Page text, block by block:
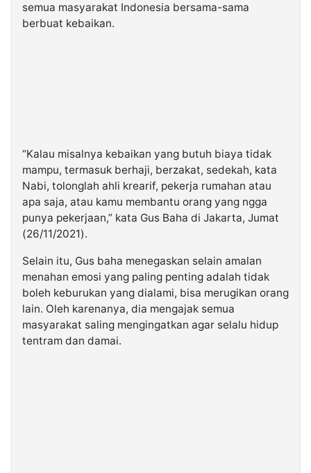
semua masyarakat Indonesia bersama-sama
berbuat kebaikan.
“Kalau misalnya kebaikan yang butuh biaya tidak
mampu, termasuk berhaji, berzakat, sedekah, kata
Nabi, tolonglah ahli krearif, pekerja rumahan atau
apa saja, atau kamu membantu orang yang ngga
punya pekerjaan,” kata Gus Baha di Jakarta, Jumat
(26/11/2021).
Selain itu, Gus baha menegaskan selain amalan
menahan emosi yang paling penting adalah tidak
boleh keburukan yang dialami, bisa merugikan orang
lain. Oleh karenanya, dia mengajak semua
masyarakat saling mengingatkan agar selalu hidup
tentram dan damai.